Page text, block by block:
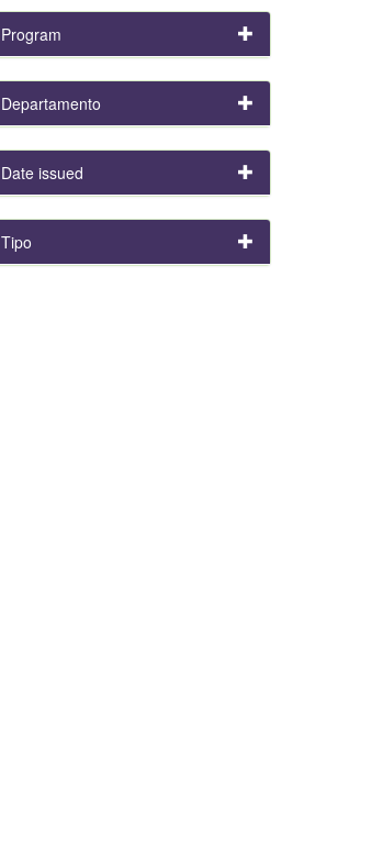
Program
Departamento
Date issued
Tipo